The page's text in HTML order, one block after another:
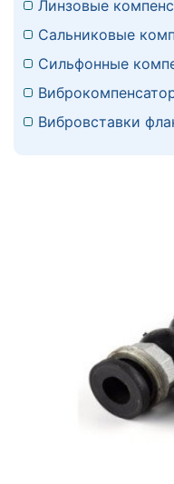
Линзовые
Сальниковые
Сильфонные
Вибровставки